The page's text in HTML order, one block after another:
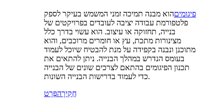
פיגומיםהוא מבנה תמיכה זמני המשמש בעיקר לספק
פלטפורמת עבודה יציבה לעובדים בפרויקטים של
בנייה, תחזוקה או עיצוב. הוא עשוי בדרך כלל
מצינורות מתכת, עץ או חומרים מרוכבים, והוא
מתוכנן ונבנה בקפידה על מנת להבטיח שיוכל לעמוד
בעומס הנדרש במהלך הבנייה. ניתן להתאים את
תכנון הפיגומים בהתאם לצרכים שונים של הבנייה
כדי לעמוד בדרישות הבנייה השונות.
חֲקִירָהפְּרָט